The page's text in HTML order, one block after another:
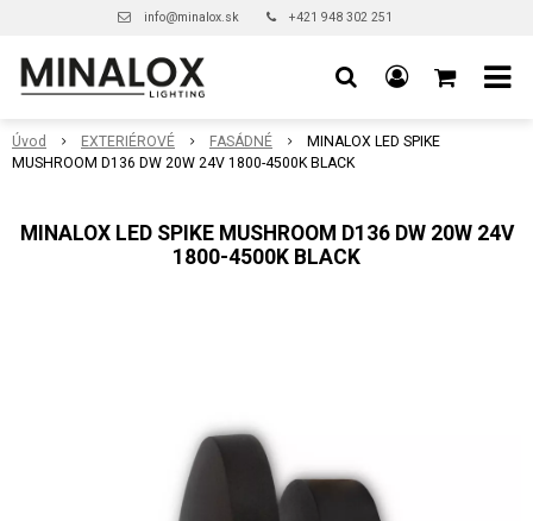
info@minalox.sk +421 948 302 251
Úvod EXTERIÉROVÉ FASÁDNÉ
MINALOX LED SPIKE
MUSHROOM D136 DW 20W 24V 1800-4500K BLACK
MINALOX LED SPIKE MUSHROOM D136 DW 20W 24V
1800-4500K BLACK